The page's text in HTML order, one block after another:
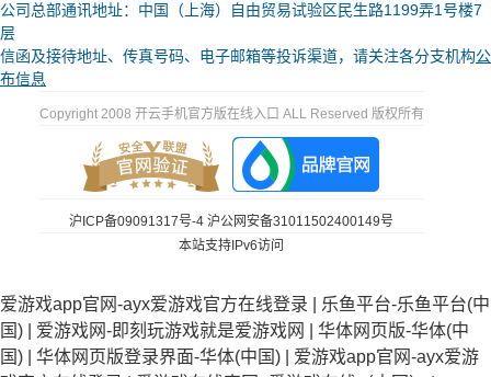
公司总部通讯地址：中国（上海）自由贸易试验区民生路1199弄1号楼7
层
信函及接待地址、传真号码、电子邮箱等投诉渠道，请关注各分支机构公
布信息
Copyright 2008 开云手机官方版在线入口 ALL Reserved 版权所有
沪ICP备09091317号-4 沪公网安备31011502400149号
本站支持IPv6访问
爱游戏app官网-ayx爱游戏官方在线登录
乐鱼平台-乐鱼平台(中
国)
爱游戏网-即刻玩游戏就是爱游戏网
华体网页版-华体(中
国)
华体网页版登录界面-华体(中国)
爱游戏app官网-ayx爱游